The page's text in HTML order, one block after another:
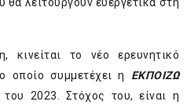
κινείται το νέο ερευνητικό
οποίο συμμετέχει η ΕΚΠΟΙΖΩ
του 2023. Στόχος του, είναι η